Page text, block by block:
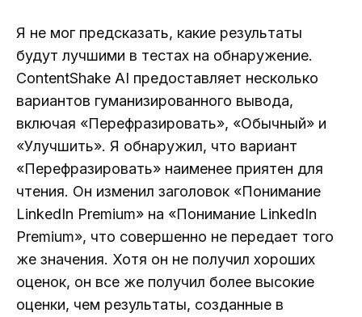
Я не мог предсказать, какие результаты
будут лучшими в тестах на обнаружение.
ContentShake AI предоставляет несколько
вариантов гуманизированного вывода,
включая «Перефразировать», «Обычный» и
«Улучшить». Я обнаружил, что вариант
«Перефразировать» наименее приятен для
чтения. Он изменил заголовок «Понимание
LinkedIn Premium» на «Понимание LinkedIn
Premium», что совершенно не передает того
же значения. Хотя он не получил хороших
оценок, он все же получил более высокие
оценки, чем результаты, созданные в